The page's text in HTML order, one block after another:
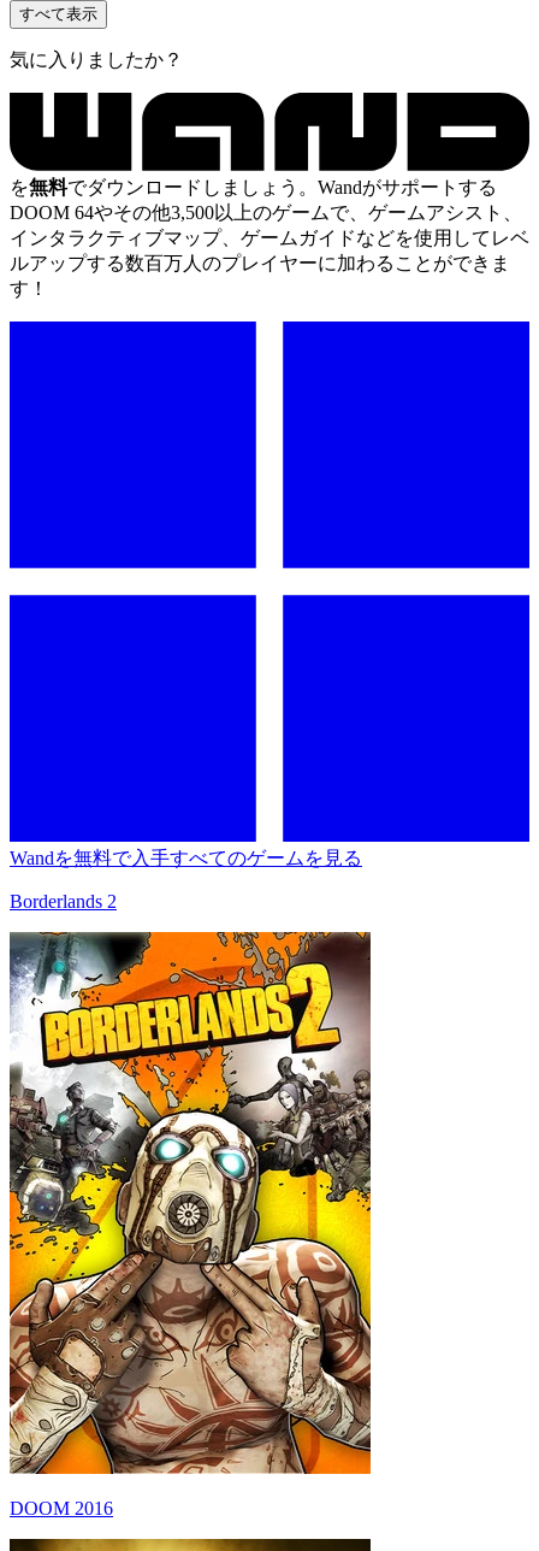
すべて表示
気に入りましたか？
を無料でダウンロードしましょう。Wandがサポートする
DOOM 64やその他3,500以上のゲームで、ゲームアシスト、
インタラクティブマップ、ゲームガイドなどを使用してレベ
ルアップする数百万人のプレイヤーに加わることができま
す！
Wandを無料で入手すべてのゲームを見る
Borderlands 2
DOOM 2016